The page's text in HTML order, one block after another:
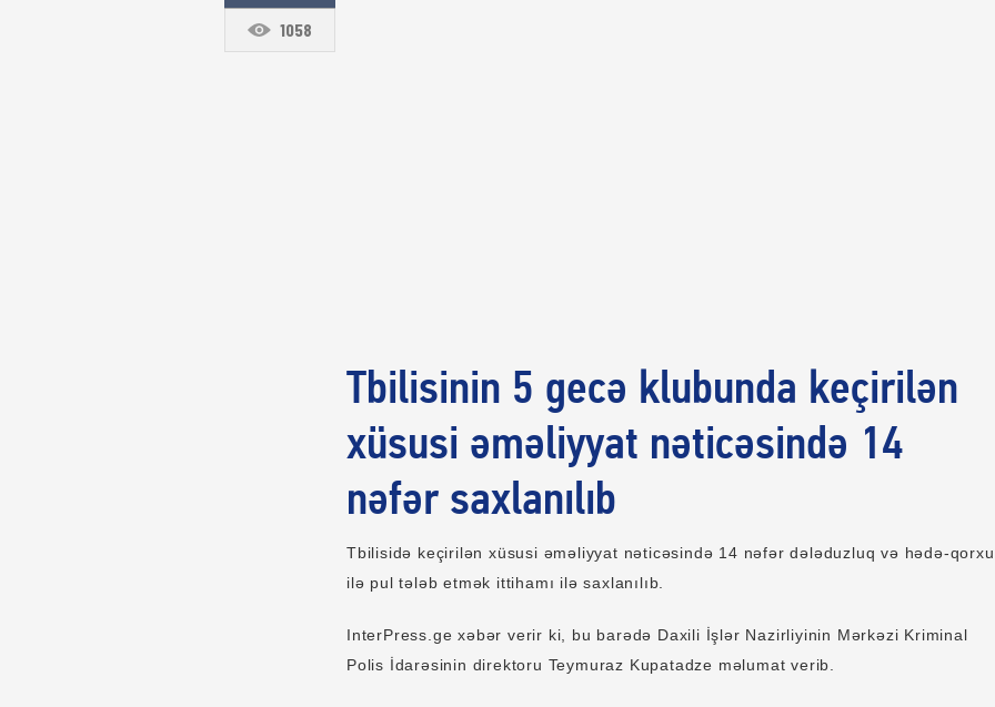
1058
Tbilisinin 5 gecə klubunda keçirilən
xüsusi əməliyyat nəticəsində 14
nəfər saxlanılıb
Tbilisidə keçirilən xüsusi əməliyyat nəticəsində 14 nəfər dələduzluq və hədə-qorxu
ilə pul tələb etmək ittihamı ilə saxlanılıb.
InterPress.ge xəbər verir ki, bu barədə Daxili İşlər Nazirliyinin Mərkəzi Kriminal
Polis İdarəsinin direktoru Teymuraz Kupatadze məlumat verib.